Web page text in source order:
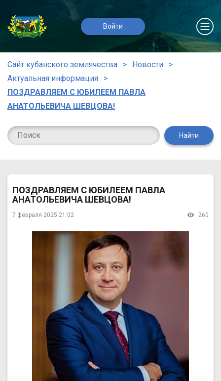
Войти
Сайт кубанского землячества
Новости
Актуальная информация
ПОЗДРАВЛЯЕМ С ЮБИЛЕЕМ ПАВЛА
АНАТОЛЬЕВИЧА ШЕВЦОВА!
Найти
ПОЗДРАВЛЯЕМ С ЮБИЛЕЕМ ПАВЛА
АНАТОЛЬЕВИЧА ШЕВЦОВА!
7 февраля 2025 21:02 260